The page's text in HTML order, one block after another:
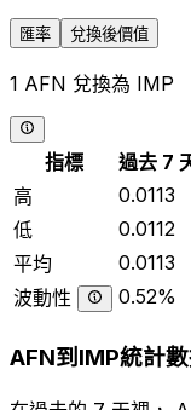
匯率 兌換後價值
1 AFN 兌換為 IMP
指標 過去 7
高
0.0113
低
0.0112
平均
0.0113
波動性
0.52%
AFN到IMP統計